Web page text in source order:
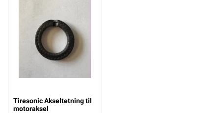
Tiresonic Akseltetning til
motoraksel